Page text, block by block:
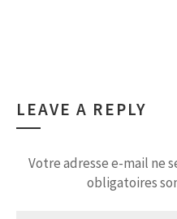
LEAVE A REPLY
Votre adresse e-mail ne
obligatoires